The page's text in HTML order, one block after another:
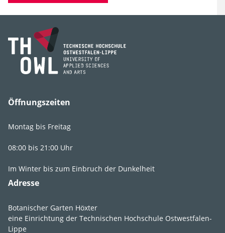
Art, Unterart,
Varietät, Form
verna
Lebens­bereich
Licht
Öffnungszeiten
Montag bis Freitag
08:00 bis 21:00 Uhr
Im Winter bis zum Einbruch der Dunkelheit
Adresse
Botanischer Garten Höxter
eine Einrichtung der Technischen Hochschule Ostwestfalen-
Lippe